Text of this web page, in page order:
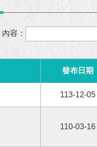
內容：
發布日期
113-12-05
110-03-16